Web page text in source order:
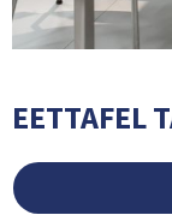
EETTAFEL